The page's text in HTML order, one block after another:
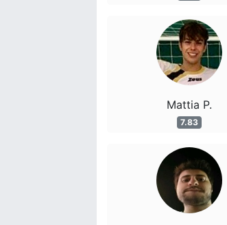
Mattia P.
7.83